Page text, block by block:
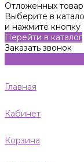
Отложенных
Выберите в
и нажмите кнопку
Перейти в каталог
Заказать звонок
Главная
Кабинет
Корзина